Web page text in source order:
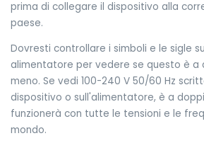
prima di collegare il dispositivo alla
paese.
Dovresti controllare i simboli e le sigle
alimentatore per vedere se questo è a
meno. Se vedi 100-240 V 50/60 Hz
dispositivo o sull'alimentatore, è a
funzionerà con tutte le tensioni e le
mondo.